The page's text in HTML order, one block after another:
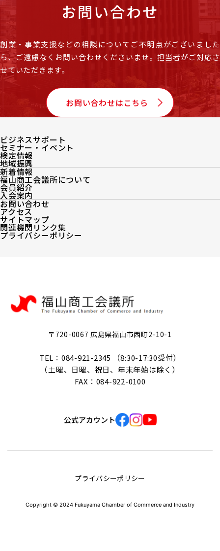
お問い合わせ
創業・事業支援などの相談についてご不明点がございました
ら、ご遠慮なくお問い合わせくださいませ。担当者がご対応さ
せていただきます。
お問い合わせはこちら
ビジネスサポート
セミナー・イベント
検定情報
地域振興
新着情報
福山商工会議所について
会員紹介
入会案内
お問い合わせ
アクセス
サイトマップ
関連機関リンク集
プライバシーポリシー
〒720-0067 広島県福山市西町2-10-1
TEL：084-921-2345 （8:30-17:30受付）
（土曜、日曜、祝日、年末年始は除く）
FAX：084-922-0100
公式アカウント
プライバシーポリシー
Copyright © 2024 Fukuyama Chamber of Commerce and Industry